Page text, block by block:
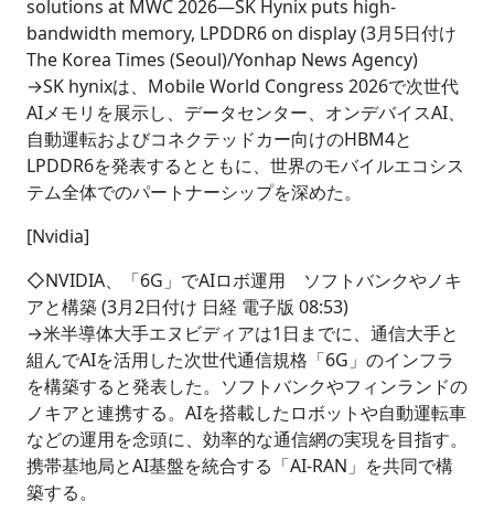
solutions at MWC 2026―SK Hynix puts high-
bandwidth memory, LPDDR6 on display (3月5日付け
The Korea Times (Seoul)/Yonhap News Agency)
→SK hynixは、Mobile World Congress 2026で次世代
AIメモリを展示し、データセンター、オンデバイスAI、
自動運転およびコネクテッドカー向けのHBM4と
LPDDR6を発表するとともに、世界のモバイルエコシス
テム全体でのパートナーシップを深めた。
[Nvidia]
◇NVIDIA、「6G」でAIロボ運用 ソフトバンクやノキ
アと構築 (3月2日付け 日経 電子版 08:53)
→米半導体大手エヌビディアは1日までに、通信大手と
組んでAIを活用した次世代通信規格「6G」のインフラ
を構築すると発表した。ソフトバンクやフィンランドの
ノキアと連携する。AIを搭載したロボットや自動運転車
などの運用を念頭に、効率的な通信網の実現を目指す。
携帯基地局とAI基盤を統合する「AI-RAN」を共同で構
築する。